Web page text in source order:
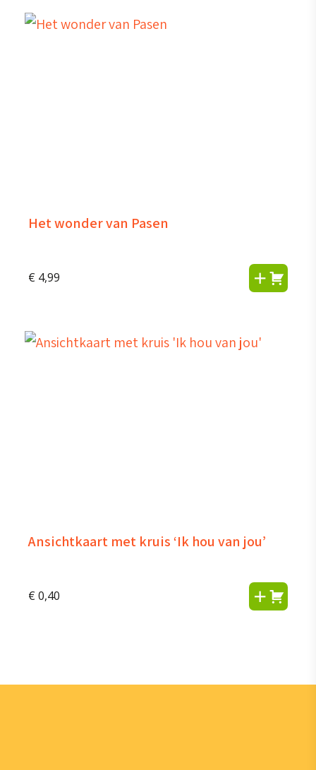
Het wonder van Pasen
€ 4,99
Ansichtkaart met kruis ‘Ik hou van jou’
€ 0,40